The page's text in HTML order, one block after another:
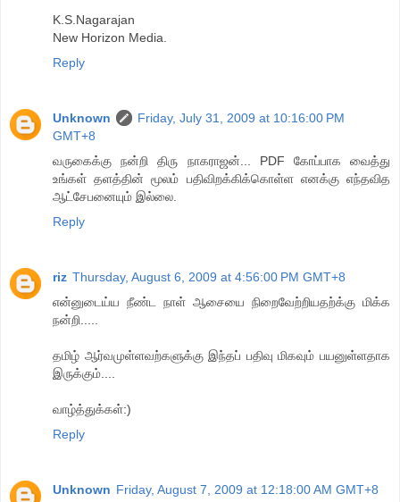
K.S.Nagarajan
New Horizon Media.
Reply
Unknown
Friday, July 31, 2009 at 10:16:00 PM
GMT+8
வருகைக்கு நன்றி திரு நாகராஜன்... PDF கோப்பாக வைத்து
உங்கள் தளத்தின் மூலம் பதிவிறக்கிக்கொள்ள எனக்கு எந்தவித
ஆட்சேபனையும் இல்லை.
Reply
riz Thursday, August 6, 2009 at 4:56:00 PM GMT+8
என்னுடைய்ய நீண்ட நாள் ஆசையை நிறைவேற்றியதற்க்கு மிக்க
நன்றி.....
தமிழ் ஆர்வமுள்ளவற்களுக்கு இந்தப் பதிவு மிகவும் பயனுள்ளதாக
இருக்கும்....
வாழ்த்துக்கள்:)
Reply
Unknown Friday, August 7, 2009 at 12:18:00 AM GMT+8